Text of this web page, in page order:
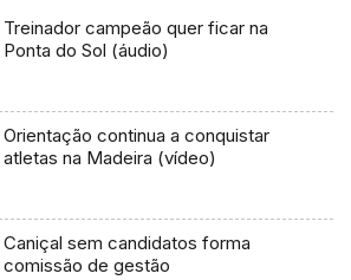
Treinador campeão quer ficar na
Ponta do Sol (áudio)
Orientação continua a conquistar
atletas na Madeira (vídeo)
Caniçal sem candidatos forma
comissão de gestão